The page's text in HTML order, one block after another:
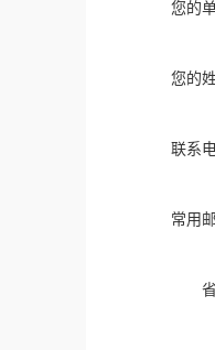
您的
您的
联系
常用